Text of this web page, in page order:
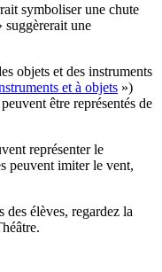
symboliser une chute
suggèrerait une
objets et des instruments
et à objets »)
être représentés de
représenter le
peuvent imiter le vent,
des élèves, regardez la